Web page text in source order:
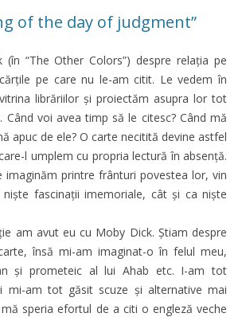
of the day of judgment”
(în “The Other Colors”) despre relația pe
pe care nu le-am citit. Le vedem în
librăriilor și proiectăm asupra lor tot
Când voi avea timp să le citesc? Când mă
apuc de ele? O carte necitită devine astfel
l umplem cu propria lectură în absență.
imaginăm printre frânturi povestea lor, vin
fascinații imemoriale, cât și ca niște
am avut eu cu Moby Dick. Știam despre
însă mi-am imaginat-o în felul meu,
și prometeic al lui Ahab etc. I-am tot
mi-am tot găsit scuze și alternative mai
speria efortul de a citi o engleză veche